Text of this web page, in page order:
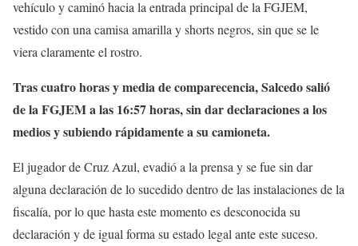
vehículo y caminó hacia la entrada principal de la FGJEM,
vestido con una camisa amarilla y shorts negros, sin que se le
viera claramente el rostro.
Tras cuatro horas y media de comparecencia, Salcedo salió
de la FGJEM a las 16:57 horas, sin dar declaraciones a los
medios y subiendo rápidamente a su camioneta.
El jugador de Cruz Azul, evadió a la prensa y se fue sin dar
alguna declaración de lo sucedido dentro de las instalaciones de la
fiscalía, por lo que hasta este momento es desconocida su
declaración y de igual forma su estado legal ante este suceso.